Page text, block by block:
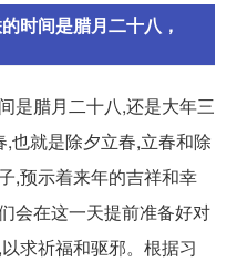
时间是腊月二十八，
是腊月二十八,还是大年三
也就是除夕立春,立春和除
,预示着来年的吉祥和幸
会在这一天提前准备好对
求祈福和驱邪。根据习